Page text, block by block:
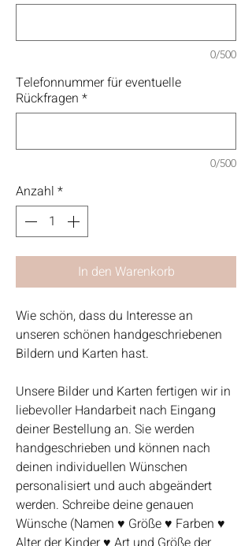
0/500
Telefonnummer für eventuelle
Rückfragen *
0/500
Anzahl *
In den Warenkorb
Wie schön, dass du Interesse an
unseren schönen handgeschriebenen
Bildern und Karten hast.
Unsere Bilder und Karten fertigen wir in
liebevoller Handarbeit nach Eingang
deiner Bestellung an. Sie werden
handgeschrieben und können nach
deinen individuellen Wünschen
personalisiert und auch abgeändert
werden. Schreibe deine genauen
Wünsche (Namen ♥ Größe ♥ Farben ♥